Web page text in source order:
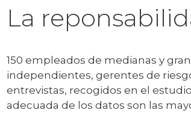
La
150 empleados de medianas y
independientes, gerentes de
entrevistas, recogidos en el estudio
adecuada de los datos son las